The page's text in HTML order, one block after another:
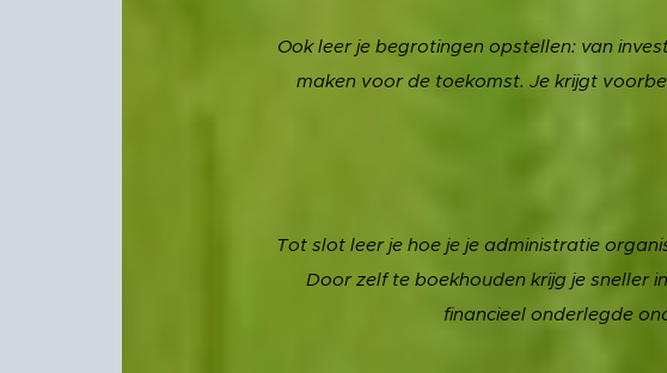
Ook leer je begrotingen opstellen: van
maken voor de toekomst. Je krijgt
Tot slot leer je hoe je je administratie
Door zelf te boekhouden krijg je sneller
financieel onderlegde